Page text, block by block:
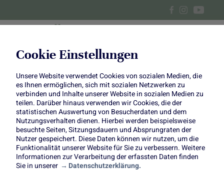
Cookie Einstellungen
Unsere Website verwendet Cookies von sozialen Medien, die
es Ihnen ermöglichen, sich mit sozialen Netzwerken zu
verbinden und Inhalte unserer Website in sozialen Medien zu
teilen. Darüber hinaus verwenden wir Cookies, die der
statistischen Auswertung von Besucherdaten und dem
Nutzungsverhalten dienen. Hierbei werden beispielsweise
besuchte Seiten, Sitzungsdauern und Absprungraten der
Nutzer gespeichert. Diese Daten können wir nutzen, um die
Funktionalität unserer Website für Sie zu verbessern. Weitere
Informationen zur Verarbeitung der erfassten Daten finden
Sie in unserer
Datenschutzerklärung.
Spinatsalat mit Zwetschgen
und Halloumi